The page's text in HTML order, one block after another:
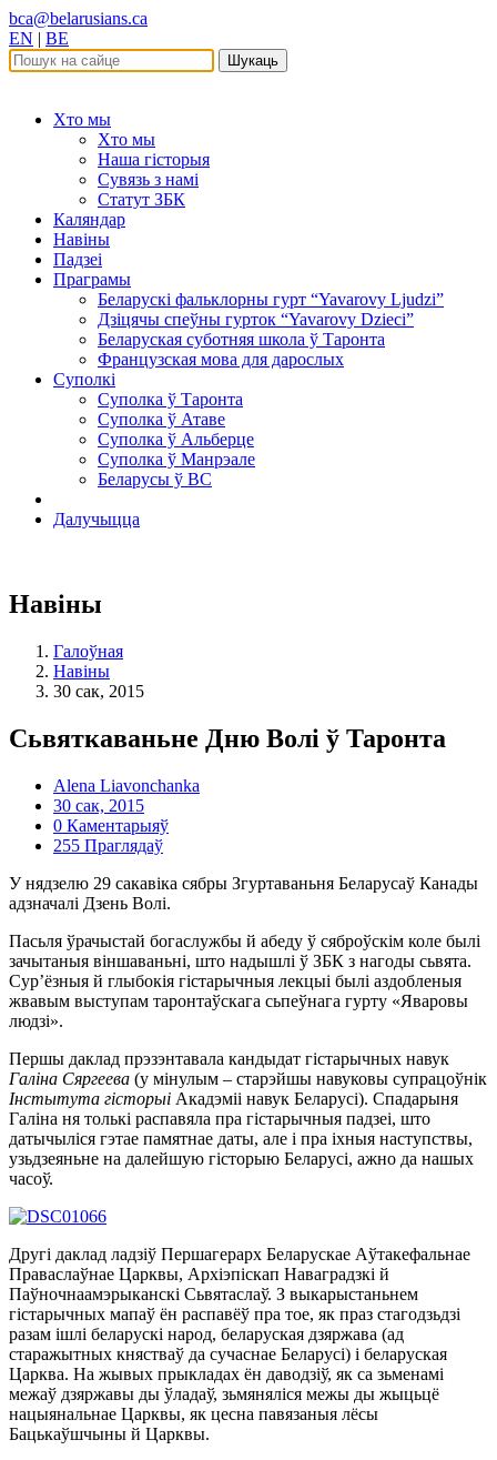
bca@belarusians.ca
EN | BE
Шукаць
Хто мы
Хто мы
Наша гісторыя
Сувязь з намі
Статут ЗБК
Каляндар
Навіны
Падзеі
Праграмы
Беларускі фальклорны гурт “Yavarovy Ljudzi”
Дзіцячы спеўны гурток “Yavarovy Dzieci”
Беларуская суботняя школа ў Таронта
Французская мова для дарослых
Суполкі
Суполка ў Таронта
Суполка ў Атаве
Суполка ў Альберце
Суполка ў Манрэале
Беларусы ў ВС
Далучыцца
Навіны
Галоўная
Навіны
30 сак, 2015
Сьвяткаваньне Дню Волі ў Таронта
Alena Liavonchanka
30 сак, 2015
0 Каментарыяў
255 Праглядаў
У нядзелю 29 сакавіка сябры Згуртаваньня Беларусаў Канады
адзначалі Дзень Волі.
Пасьля ўрачыстай богаслужбы й абеду ў сяброўскім коле былі
зачытаныя віншаваньні, што надышлі ў ЗБК з нагоды сьвята.
Сур’ёзныя й глыбокія гістарычныя лекцыі былі аздобленыя
жвавым выступам таронтаўскага сьпеўнага гурту «Яваровы
людзі».
Першы даклад прэзэнтавала кандыдат гістарычных навук
Галіна Сяргеева (у мінулым – старэйшы навуковы супрацоўнік
Інстытута гісторыі Акадэміі навук Беларусі). Спадарыня
Галіна ня толькі распавяла пра гістарычныя падзеі, што
датычыліся гэтае памятнае даты, але і пра іхныя наступствы,
узьдзеяньне на далейшую гісторыю Беларусі, ажно да нашых
часоў.
Другі даклад ладзіў Першагерарх Беларускае Аўтакефальнае
Праваслаўнае Царквы, Архіэпіскап Наваградзкі й
Паўночнаамэрыканскі Сьвятаслаў. З выкарыстаньнем
гістарычных мапаў ён распавёў пра тое, як праз стагодзьдзі
разам ішлі беларускі народ, беларуская дзяржава (ад
старажытных княстваў да сучаснае Беларусі) і беларуская
Царква. На жывых прыкладах ён даводзіў, як са зьменамі
межаў дзяржавы ды ўладаў, зьмяняліся межы ды жыцьцё
нацыянальнае Царквы, як цесна павязаныя лёсы
Бацькаўшчыны й Царквы.